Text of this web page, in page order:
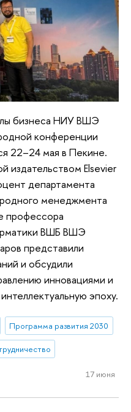
бизнеса НИУ ВШЭ
конференции
22–24 мая в Пекине.
издательством Elsevier
департамента
менеджмента
профессора
ВШБ ВШЭ
представили
и обсудили
инновациями и
эпоху.
Программа развития 2030
17 июня